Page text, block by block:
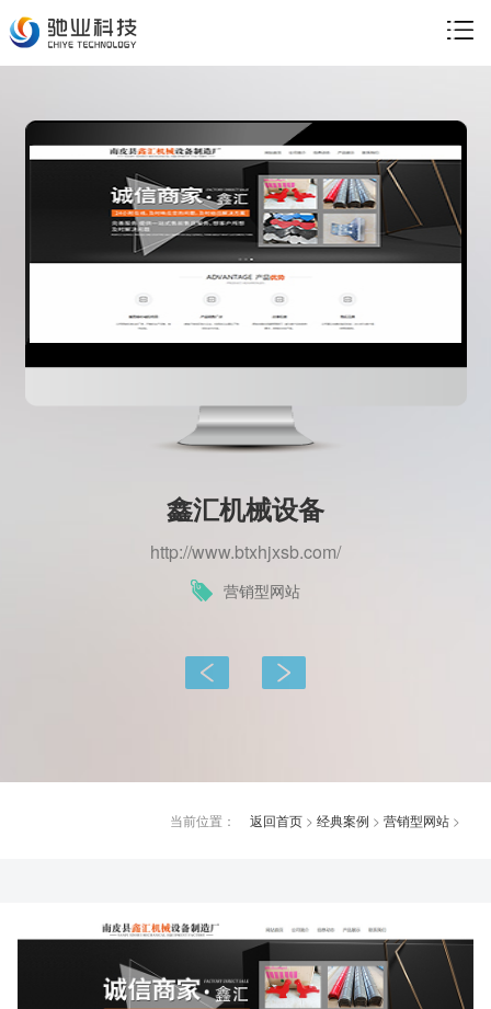
鑫汇机械设备
http://www.btxhjxsb.com/
营销型网站
下一篇：
当前位置： 返回首页 > 经典案例 > 营销型网站 >